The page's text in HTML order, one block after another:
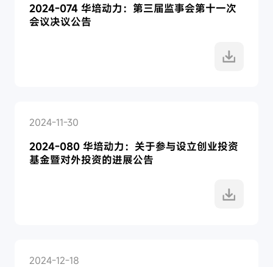
2024-074 华培动力：第三届监事会第十一次
会议决议公告
2024-11-30
2024-080 华培动力：关于参与设立创业投资
基金暨对外投资的进展公告
2024-12-18